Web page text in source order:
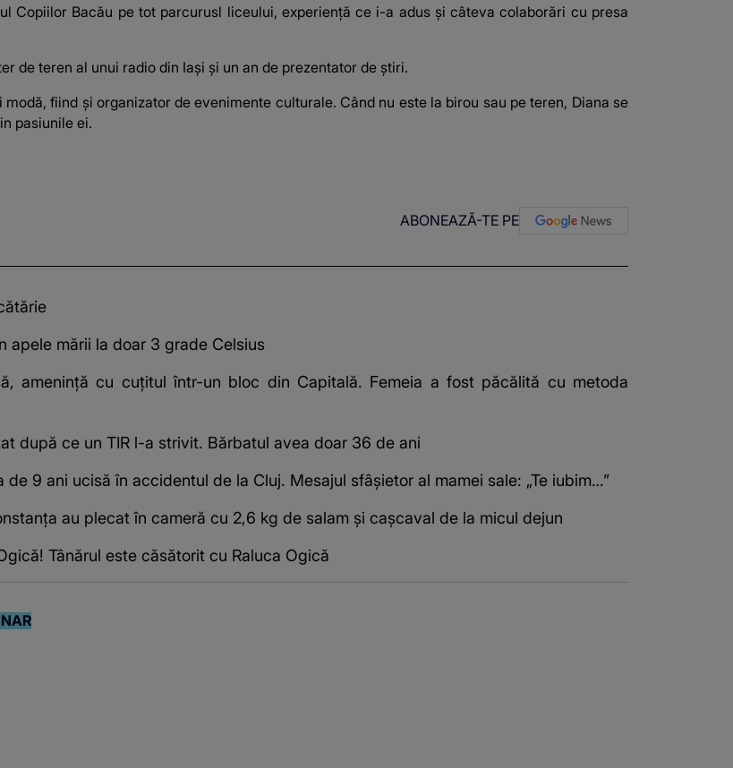
Copiilor Bacău pe tot parcurusl liceului, experiență ce i-a adus și câteva colaborări cu presa
de teren al unui radio din Iași și un an de prezentator de știri.
fiind și organizator de evenimente culturale. Când nu este la birou sau pe teren, Diana se
pasiunile ei.
ABONEAZĂ-TE PE
apele mării la doar 3 grade Celsius
amenință cu cuțitul într-un bloc din Capitală. Femeia a fost păcălită cu metoda
după ce un TIR l-a strivit. Bărbatul avea doar 36 de ani
9 ani ucisă în accidentul de la Cluj. Mesajul sfâșietor al mamei sale: „Te iubim…”
au plecat în cameră cu 2,6 kg de salam și cașcaval de la micul dejun
Tânărul este căsătorit cu Raluca Ogică